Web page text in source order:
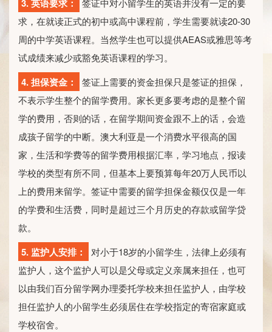
3. 英语要求：
签证中对小留学生的英语并没有一定的要
求，在就读正式的初中或高中课程前，学生需要就读20-30
周的中学英语课程。当然学生也可以提供AEAS或雅思等考
试成绩来减少或豁免英语课程的学习。
4. 担保资金：
签证上需要的资金担保只是签证的担保，
不表示学生整个的留学费用。家长更多要考虑的是整个留
学的费用，否则的话，在留学期间资金跟不上的话，会造
成孩子留学的中断。澳大利亚是一个消费水平很高的国
家，生活和学费等的留学费用根据汇率，学习地点，报读
学校的类型有所不同，但基本上要预算每年20万人民币以
上的费用来留学。签证中需要的留学担保金额仅仅是一年
的学费和生活费，同时是超过三个月历史的存款或留学贷
款。
5. 监护人安排：
对小于18岁的小留学生，法律上必须有
监护人，这个监护人可以是父母或定义亲属来担任，也可
以由我们百分留学网办理委托学校来担任监护人，由学校
担任监护人的小留学生必须居住在学校指定的寄宿家庭或
学校宿舍。